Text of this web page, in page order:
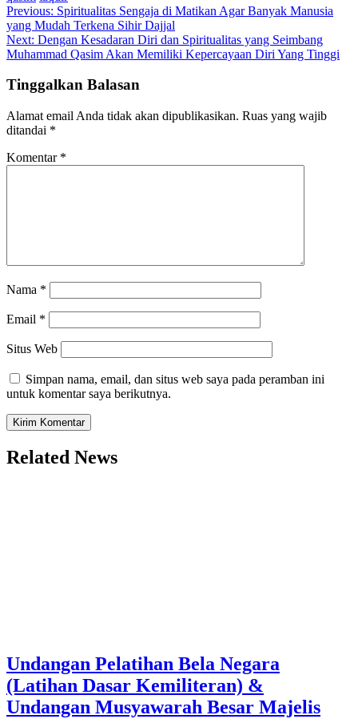
Navigasi
pos
Previous: Spiritualitas Sengaja di Matikan Agar Banyak Manusia
yang Mudah Terkena Sihir Dajjal
Next: Dengan Kesadaran Diri dan Spiritualitas yang Seimbang
Muhammad Qasim Akan Memiliki Kepercayaan Diri Yang Tinggi
Tinggalkan Balasan
Alamat email Anda tidak akan dipublikasikan. Ruas yang wajib
ditandai *
Komentar *
Nama *
Email *
Situs Web
Simpan nama, email, dan situs web saya pada peramban ini
untuk komentar saya berikutnya.
Related News
Undangan Pelatihan Bela Negara
(Latihan Dasar Kemiliteran) &
Undangan Musyawarah Besar Majelis